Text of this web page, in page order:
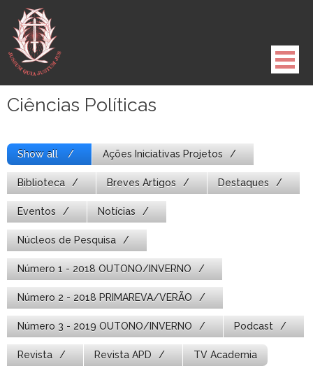
para
conteúdo
Ciências Políticas
Show all Ações Iniciativas Projetos
Biblioteca Breves Artigos Destaques
Eventos Notícias
Núcleos de Pesquisa
Número 1 - 2018 OUTONO/INVERNO
Número 2 - 2018 PRIMAREVA/VERÃO
Número 3 - 2019 OUTONO/INVERNO Podcast
Revista Revista APD TV Academia